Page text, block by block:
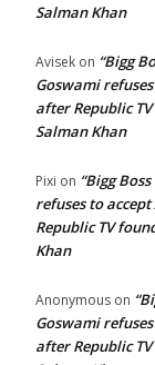
Salman Khan
Avisek on “Bigg
Goswami refuses
after Republic
Salman Khan
Pixi on “Bigg
refuses to accept
Republic TV
Khan
Anonymous on
Goswami refuses
after Republic